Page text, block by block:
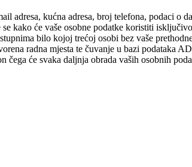
adresa, kućna adresa, broj telefona, podaci o
kako će vaše osobne podatke koristiti
bilo kojoj trećoj osobi bez vaše
radna mjesta te čuvanje u bazi podataka
će svaka daljnja obrada vaših osobnih